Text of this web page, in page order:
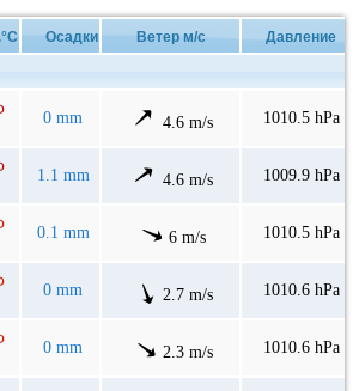
Осадки Ветер м/с Давление
0 mm 4.6 m/s 1010.5 hPa
1.1 mm 4.6 m/s 1009.9 hPa
0.1 mm 6 m/s 1010.5 hPa
0 mm 2.7 m/s 1010.6 hPa
0 mm 2.3 m/s 1010.6 hPa